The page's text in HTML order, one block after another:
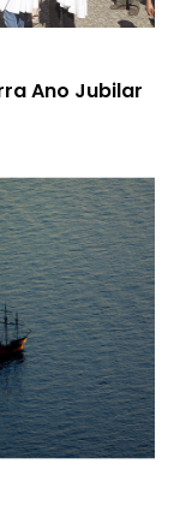
Ano Jubilar